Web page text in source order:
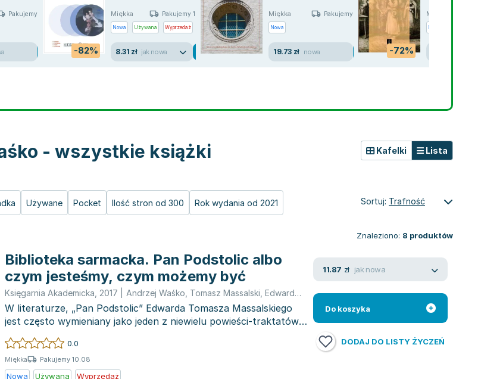
Pakujemy 11.08
-82%
Miękka Pakujemy 10.08
Nowa Używana Wyprzedaż
8.31 zł jak nowa
Miękka Pakujemy 11.08
Nowa
19.73 zł nowa -72%
Miękka
Nowa
- wszystkie książki
Używane Pocket Ilość stron od 300 Rok wydania od 2021
Kafelki Lista
Sortuj: Trafność
Znaleziono: 8 produktów
Biblioteka sarmacka. Pan Podstolic albo
czym jesteśmy, czym możemy być
Księgarnia Akademicka 2017 Andrzej Waśko Tomasz Massalski Edward Tomasz Massalski
W literaturze, „Pan Podstolic” Edwarda Tomasza Massalskiego
jest często wymieniany jako jeden z niewielu powieści-traktatów,
które...
0.0
Miękka Pakujemy 10.08
Nowa Używana Wyprzedaż
11.87 zł jak nowa
Do koszyka
DODAJ DO LISTY ŻYCZEŃ